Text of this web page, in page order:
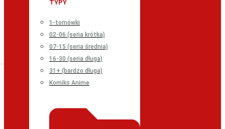
TYPY
1-tomówki
02-06 (seria krótka)
07-15 (seria średnia)
16-30 (seria długa)
31+ (bardzo długa)
Komiks Anime